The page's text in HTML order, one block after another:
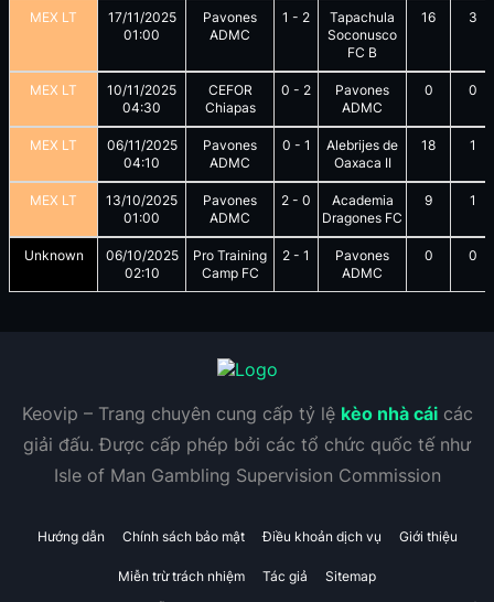
MEX LT
17/11/2025
01:00
Pavones
ADMC
1 - 2
Tapachula
Soconusco
FC B
16 3
MEX LT
10/11/2025
04:30
CEFOR
Chiapas
0 - 2
Pavones
ADMC
0 0
MEX LT
06/11/2025
04:10
Pavones
ADMC
0 - 1
Alebrijes de
Oaxaca II
18 1
MEX LT
13/10/2025
01:00
Pavones
ADMC
2 - 0
Academia
Dragones FC
9 1
Unknown
06/10/2025
02:10
Pro Training
Camp FC
2 - 1
Pavones
ADMC
0 0
Keovip – Trang chuyên cung cấp tỷ lệ kèo nhà cáicác
giải đấu. Được cấp phép bởi các tổ chức quốc tế như
Isle of Man Gambling Supervision Commission
Hướng dẫn Chính sách bảo mật Điều khoản dịch vụ Giới thiệu
Miễn trừ trách nhiệm Tác giả Sitemap